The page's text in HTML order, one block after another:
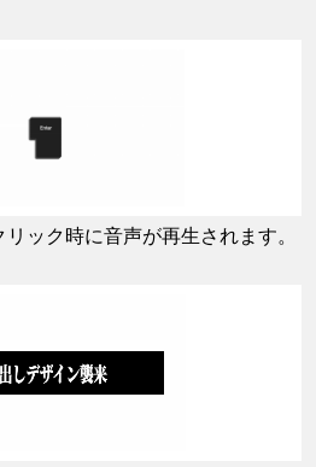
ック時に音声が再生されます。